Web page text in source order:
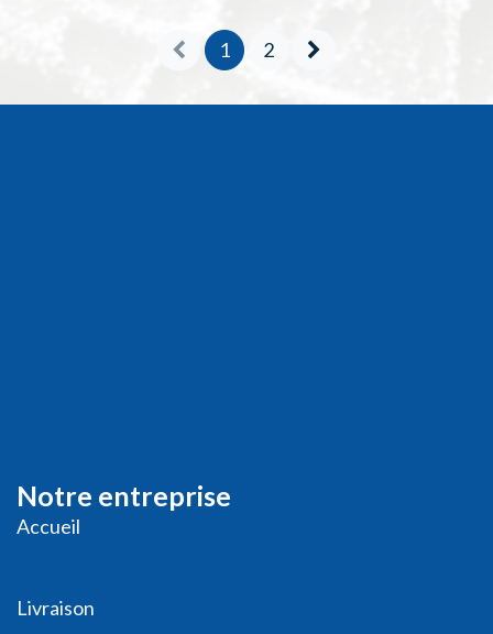
1 2
Notre entreprise
Accueil
Livraison